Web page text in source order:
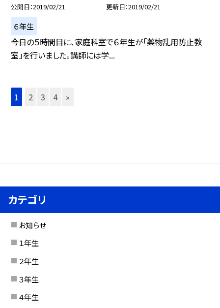
公開日 2019/02/21 更新日 2019/02/21
６年生
今日の５時間目に、家庭科室で６年生が「薬物乱用防止教
室」を行いました。講師には学...
1 2 3 4 »
カテゴリ
お知らせ
１年生
２年生
３年生
４年生